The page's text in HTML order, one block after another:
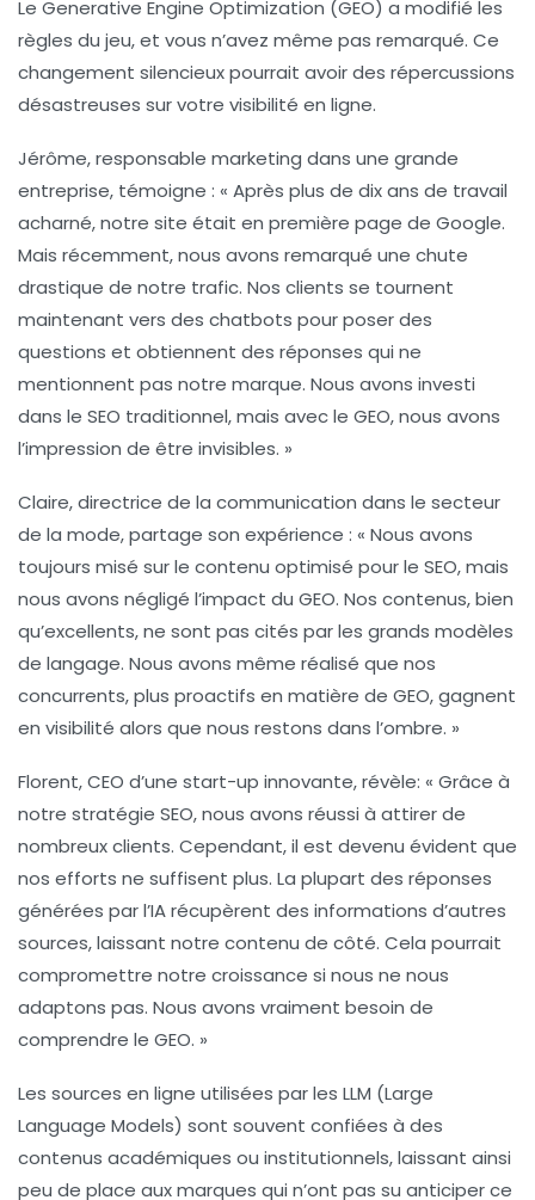
Le Generative Engine Optimization (GEO) a modifié les
règles du jeu, et vous n’avez même pas remarqué. Ce
changement silencieux pourrait avoir des répercussions
désastreuses sur votre visibilité en ligne.
Jérôme, responsable marketing dans une grande
entreprise, témoigne : « Après plus de dix ans de travail
acharné, notre site était en première page de Google.
Mais récemment, nous avons remarqué une chute
drastique de notre trafic. Nos clients se tournent
maintenant vers des chatbots pour poser des
questions et obtiennent des réponses qui ne
mentionnent pas notre marque. Nous avons investi
dans le SEO traditionnel, mais avec le GEO, nous avons
l’impression de être invisibles. »
Claire, directrice de la communication dans le secteur
de la mode, partage son expérience : « Nous avons
toujours misé sur le contenu optimisé pour le SEO, mais
nous avons négligé l’impact du GEO. Nos contenus, bien
qu’excellents, ne sont pas cités par les grands modèles
de langage. Nous avons même réalisé que nos
concurrents, plus proactifs en matière de GEO, gagnent
en visibilité alors que nous restons dans l’ombre. »
Florent, CEO d’une start-up innovante, révèle: « Grâce à
notre stratégie SEO, nous avons réussi à attirer de
nombreux clients. Cependant, il est devenu évident que
nos efforts ne suffisent plus. La plupart des réponses
générées par l’IA récupèrent des informations d’autres
sources, laissant notre contenu de côté. Cela pourrait
compromettre notre croissance si nous ne nous
adaptons pas. Nous avons vraiment besoin de
comprendre le GEO. »
Les sources en ligne utilisées par les LLM (Large
Language Models) sont souvent confiées à des
contenus académiques ou institutionnels, laissant ainsi
peu de place aux marques qui n’ont pas su anticiper ce